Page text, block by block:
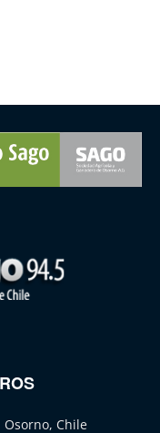
Osorno, Chile